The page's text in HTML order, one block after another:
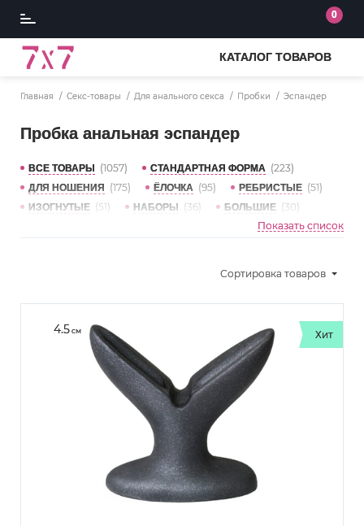
0
КАТАЛОГ ТОВАРОВ
Главная Секс-товары Для анального секса Пробки Эспандер
Пробка анальная эспандер
ВСЕ ТОВАРЫ (1057) СТАНДАРТНАЯ ФОРМА (223)
ДЛЯ НОШЕНИЯ (175) ЁЛОЧКА (95) РЕБРИСТЫЕ (51)
ИЗОГНУТЫЕ (51) НАБОРЫ (36) БОЛЬШИЕ (30)
С ШАРИКОМ ВНУТРИ (25)
Показать список
Сортировка товаров
4.5см Хит